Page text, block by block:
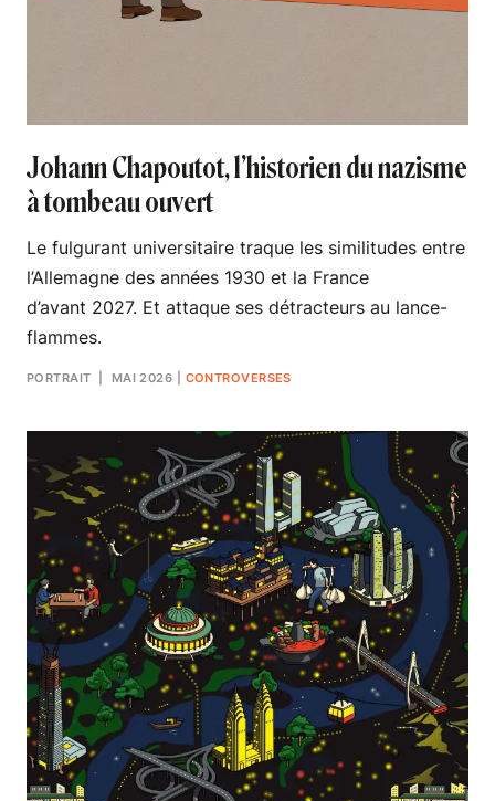
Johann Chapoutot, l’historien du nazisme
à tombeau ouvert
Le fulgurant universitaire traque les similitudes entre
l’Allemagne des années 1930 et la France
d’avant 2027. Et attaque ses détracteurs au lance-
flammes.
PORTRAIT | MAI 2026 CONTROVERSES